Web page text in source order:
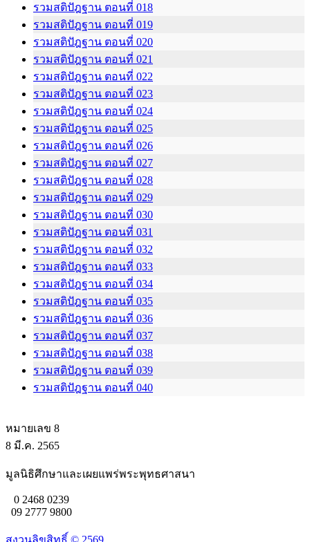
รวมสติปัฎฐาน ตอนที่ 018
รวมสติปัฎฐาน ตอนที่ 019
รวมสติปัฎฐาน ตอนที่ 020
รวมสติปัฎฐาน ตอนที่ 021
รวมสติปัฎฐาน ตอนที่ 022
รวมสติปัฎฐาน ตอนที่ 023
รวมสติปัฎฐาน ตอนที่ 024
รวมสติปัฎฐาน ตอนที่ 025
รวมสติปัฎฐาน ตอนที่ 026
รวมสติปัฎฐาน ตอนที่ 027
รวมสติปัฎฐาน ตอนที่ 028
รวมสติปัฎฐาน ตอนที่ 029
รวมสติปัฎฐาน ตอนที่ 030
รวมสติปัฎฐาน ตอนที่ 031
รวมสติปัฎฐาน ตอนที่ 032
รวมสติปัฎฐาน ตอนที่ 033
รวมสติปัฎฐาน ตอนที่ 034
รวมสติปัฎฐาน ตอนที่ 035
รวมสติปัฎฐาน ตอนที่ 036
รวมสติปัฎฐาน ตอนที่ 037
รวมสติปัฎฐาน ตอนที่ 038
รวมสติปัฎฐาน ตอนที่ 039
รวมสติปัฎฐาน ตอนที่ 040
หมายเลข 8
8 มี.ค. 2565
มูลนิธิศึกษาและเผยแพร่พระพุทธศาสนา
0 2468 0239
09 2777 9800
สงวนลิขสิทธิ์ © 2569